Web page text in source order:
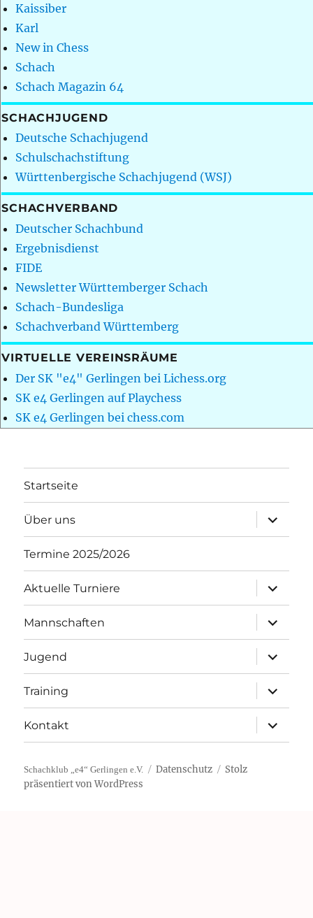
Kaissiber
Karl
New in Chess
Schach
Schach Magazin 64
SCHACHJUGEND
Deutsche Schachjugend
Schulschachstiftung
Württenbergische Schachjugend (WSJ)
SCHACHVERBAND
Deutscher Schachbund
Ergebnisdienst
FIDE
Newsletter Württemberger Schach
Schach-Bundesliga
Schachverband Württemberg
VIRTUELLE VEREINSRÄUME
Der SK "e4" Gerlingen bei Lichess.org
SK e4 Gerlingen auf Playchess
SK e4 Gerlingen bei chess.com
Startseite
Über uns
öffnen
Termine 2025/2026
Aktuelle Turniere
öffnen
Mannschaften
öffnen
Jugend
öffnen
Training
öffnen
Kontakt
öffnen
Schachklub „e4“ Gerlingen e.V. Datenschutz
Stolz
präsentiert von WordPress